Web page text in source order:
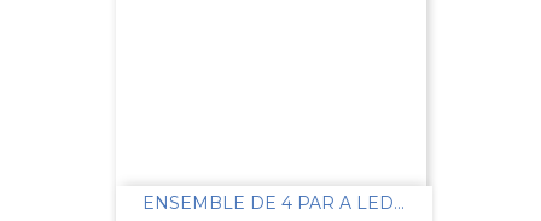
ENSEMBLE DE 4 PAR A LED...